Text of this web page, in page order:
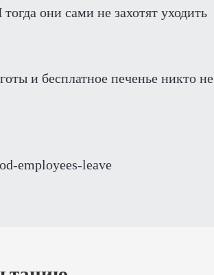
они сами не захотят уходить
и бесплатное печенье никто не
employees-leave